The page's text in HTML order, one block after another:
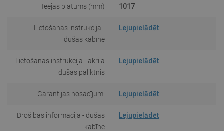
Ieejas platums (mm) 1017
Lietošanas instrukcija -
dušas kabīne
Lejupielādēt
Lietošanas instrukcija - akrila
dušas paliktnis
Lejupielādēt
Garantijas nosacījumi Lejupielādēt
Drošības informācija - dušas
kabīne
Lejupielādēt